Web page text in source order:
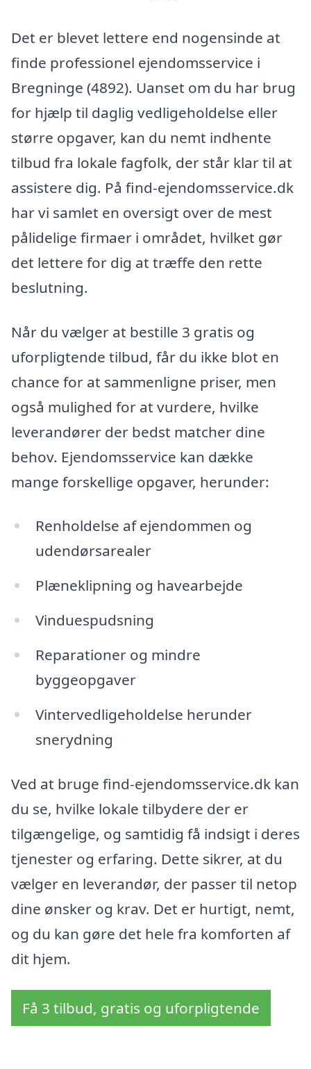
Det er blevet lettere end nogensinde at
finde professionel ejendomsservice i
Bregninge (4892). Uanset om du har brug
for hjælp til daglig vedligeholdelse eller
større opgaver, kan du nemt indhente
tilbud fra lokale fagfolk, der står klar til at
assistere dig. På find-ejendomsservice.dk
har vi samlet en oversigt over de mest
pålidelige firmaer i området, hvilket gør
det lettere for dig at træffe den rette
beslutning.
Når du vælger at bestille 3 gratis og
uforpligtende tilbud, får du ikke blot en
chance for at sammenligne priser, men
også mulighed for at vurdere, hvilke
leverandører der bedst matcher dine
behov. Ejendomsservice kan dække
mange forskellige opgaver, herunder:
Renholdelse af ejendommen og
udendørsarealer
Plæneklipning og havearbejde
Vinduespudsning
Reparationer og mindre
byggeopgaver
Vintervedligeholdelse herunder
snerydning
Ved at bruge find-ejendomsservice.dk kan
du se, hvilke lokale tilbydere der er
tilgængelige, og samtidig få indsigt i deres
tjenester og erfaring. Dette sikrer, at du
vælger en leverandør, der passer til netop
dine ønsker og krav. Det er hurtigt, nemt,
og du kan gøre det hele fra komforten af
dit hjem.
Få 3 tilbud, gratis og uforpligtende